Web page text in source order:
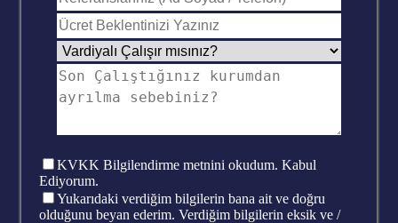
KVKK Bilgilendirme metnini okudum. Kabul
Ediyorum.
Yukarıdaki verdiğim bilgilerin bana ait ve doğru
olduğunu beyan ederim. Verdiğim bilgilerin eksik ve /